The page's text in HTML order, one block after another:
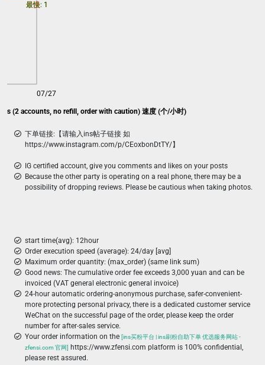
(2 accounts, no refill, order with caution) 速度 (个/小时)
07/27
最慢: 1
最快: 1
下单链接:【请输入ins帖子链接 如
https://www.instagram.com/p/CEoxbonDtTY/】
IG certified account, give you comments and likes on your posts
Because the other party is operating on a real phone, there may be a
possibility of dropping reviews. Please be cautious when taking photos.
start time(avg): 12hour
Order execution speed (average): 24/day [avg]
Maximum order quantity: (max_order) (same link sum)
Good news: The cumulative order fee exceeds 3,000 yuan and can be
invoiced (VAT general electronic general invoice)
24-hour automatic ordering-anonymous purchase, safer-convenient-
more protecting personal privacy, there is a dedicated customer service
WeChat on the successful page of the order, please keep the order
number for after-sales service.
Your order information on the [ins买粉平台 | ins刷粉自助下单 优选服务网站 -
zfensi.com 官网]
https://www.zfensi.com platform is 100% confidential,
please rest assured.